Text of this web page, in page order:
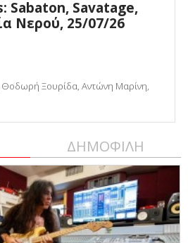
Sabaton, Savatage,
Νερού, 25/07/26
Ξουρίδα, Αντώνη Μαρίνη,
ΔΗΜΟΦΙΛΗ